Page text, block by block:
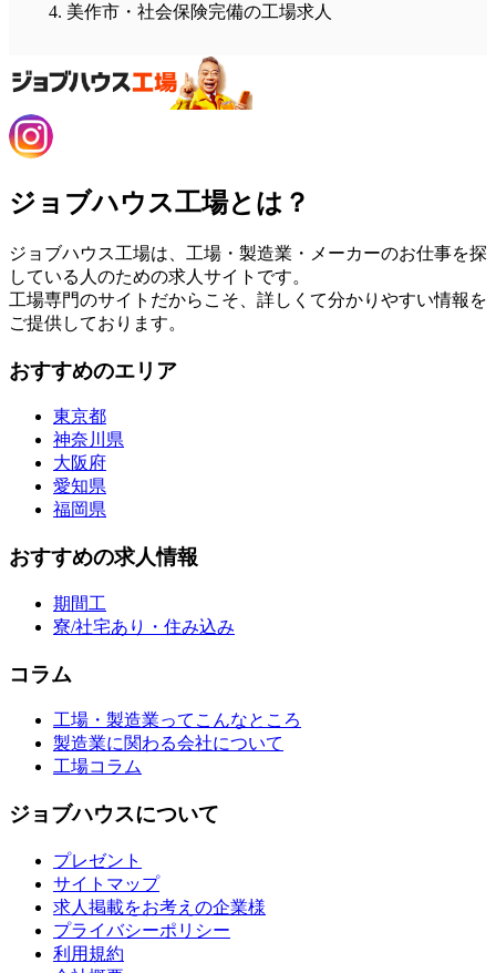
美作市・社会保険完備の工場求人
ジョブハウス工場とは？
ジョブハウス工場は、工場・製造業・メーカーのお仕事を探
している人のための求人サイトです。
工場専門のサイトだからこそ、詳しくて分かりやすい情報を
ご提供しております。
おすすめのエリア
東京都
神奈川県
大阪府
愛知県
福岡県
おすすめの求人情報
期間工
寮/社宅あり・住み込み
コラム
工場・製造業ってこんなところ
製造業に関わる会社について
工場コラム
ジョブハウスについて
プレゼント
サイトマップ
求人掲載をお考えの企業様
プライバシーポリシー
利用規約